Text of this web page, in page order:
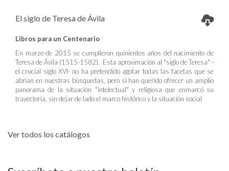
El siglo de Teresa de Ávila
Libros para un Centenario
En marzo de 2015 se cumplieron quinientos años del nacimiento de
Teresa de Ávila (1515-1582). Esta aproximación al "siglo de Teresa" -
el crucial siglo XVI- no ha pretendido agotar todas las facetas que se
abrían en nuestras búsquedas, pero sí han querido ofrecer un amplio
panorama de la situación "intelectual" y religiosa que enmarcó su
trayectoria, sin dejar de lado el marco histórico y la situación social
Ver todos los catálogos